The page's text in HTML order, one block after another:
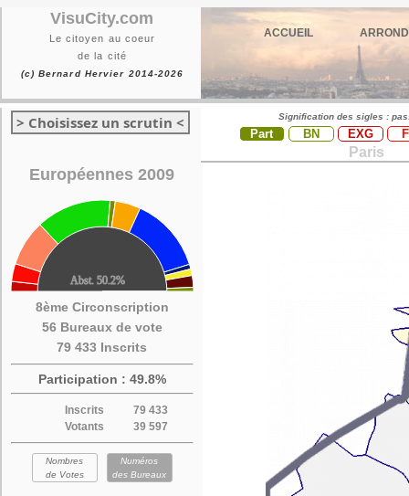
VisuCity.com
Le citoyen au coeur
de la cité
(c) Bernard Hervier 2014-2026
ACCUEIL
> Choisissez un scrutin <
Européennes 2009
8ème Circonscription
56 Bureaux de vote
79 433 Inscrits
Participation : 49.8%
Inscrits
79 433
Votants
39 597
Nombres
de Votes
Numéros
des Bureaux
Signification des sigles :
Part BN EXG
Paris